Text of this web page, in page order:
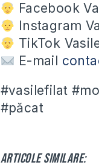
Facebook
Instagram
TikTok
E-mail
#vasilefilat
#păcat
Articole similare: